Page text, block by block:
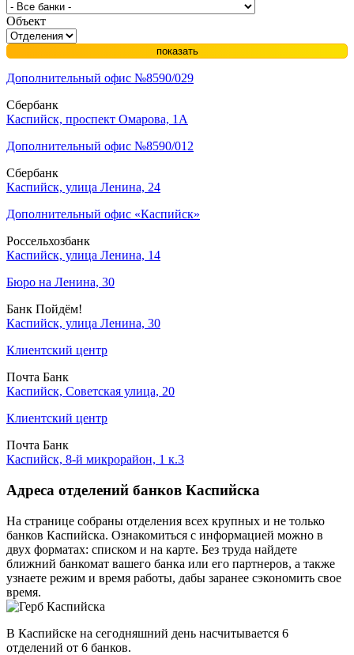
Объект
показать
Дополнительный офис №8590/029
Сбербанк
Каспийск, проспект Омарова, 1А
Дополнительный офис №8590/012
Сбербанк
Каспийск, улица Ленина, 24
Дополнительный офис «Каспийск»
Россельхозбанк
Каспийск, улица Ленина, 14
Бюро на Ленина, 30
Банк Пойдём!
Каспийск, улица Ленина, 30
Клиентский центр
Почта Банк
Каспийск, Советская улица, 20
Клиентский центр
Почта Банк
Каспийск, 8-й микрорайон, 1 к.3
Адреса отделений банков Каспийска
На странице собраны отделения всех крупных и не только
банков Каспийска. Ознакомиться с информацией можно в
двух форматах: списком и на карте. Без труда найдете
ближний банкомат вашего банка или его партнеров, а также
узнаете режим и время работы, дабы заранее сэкономить свое
время.
В Каспийске на сегодняшний день насчитывается 6
отделений от 6 банков.